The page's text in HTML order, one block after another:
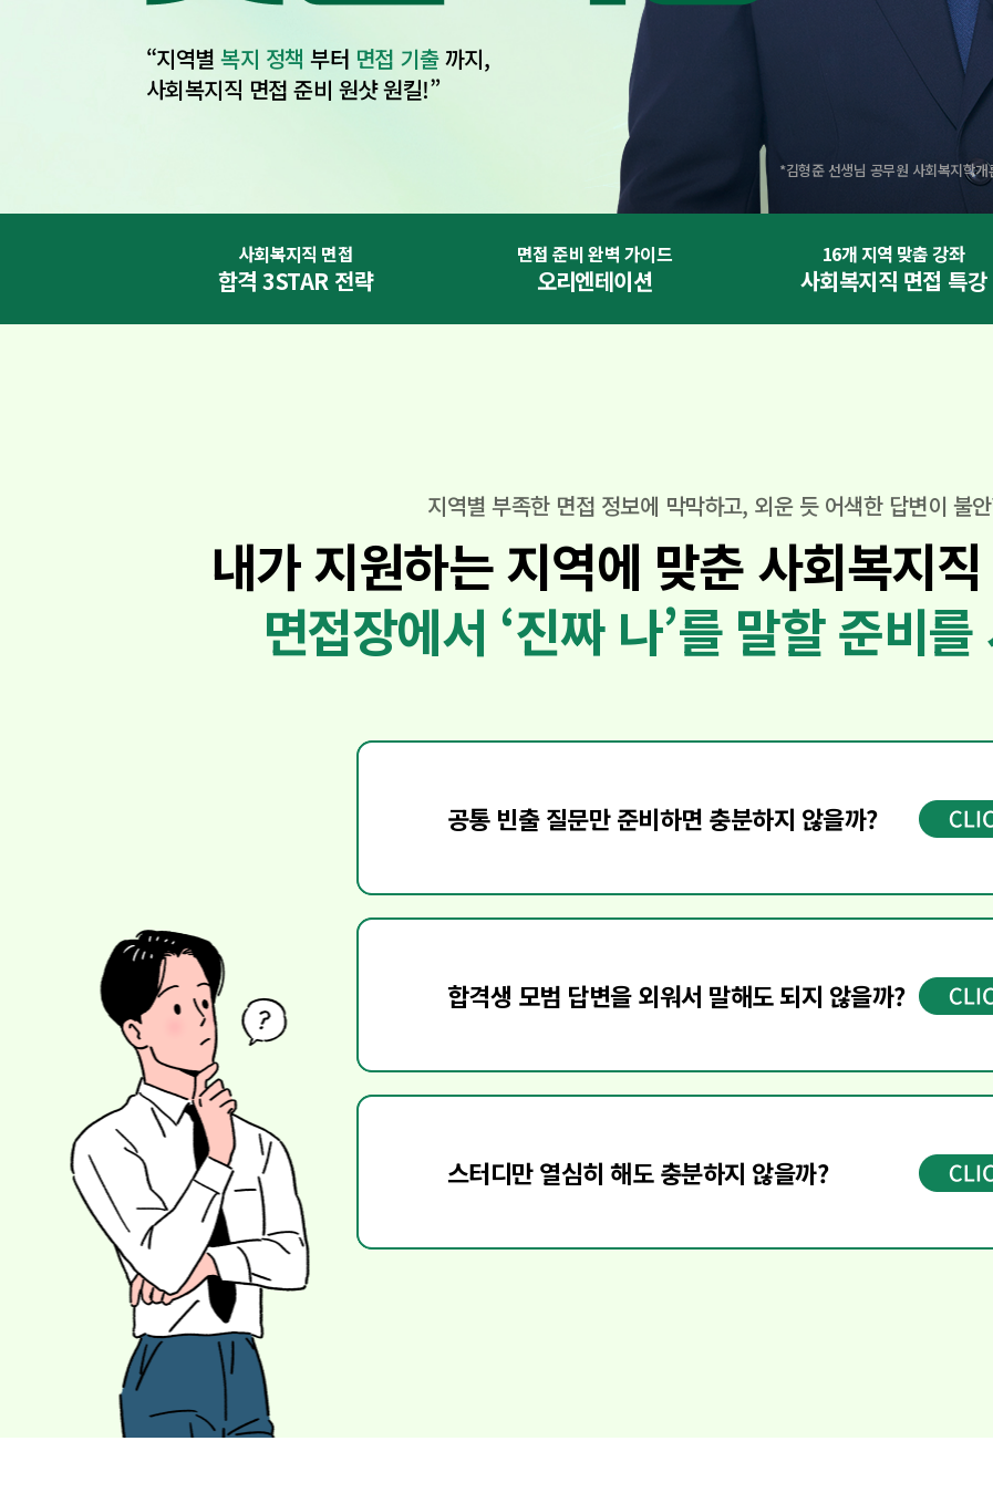
“지역별복지 정책 부터 면접 기출까지,
사회복지직 면접 준비 원샷 원킬!”
*김형준 선생님 공무원 사회복지학
사회복지직 면접
합격3STAR 전략
면접 준비 완벽 가이드
오리엔테이션
16개 지역 맞춤 강좌
사회복지직 면접 특강
지역별 부족한 면접 정보에 막막하고, 외운 듯 어색한 답변이 불
내가 지원하는 지역에 맞춘사회복지
면접장에서 ‘진짜 나’를 말할 준비를
지역마다 묻는 복지 이슈와 정책이 다르기 때문
내가 지원한 지역에 맞춘 준비가 필수예요.
공통 빈출 질문만 준비하면 충분하지 않을까?
외운 티가 나는 답변은 감점 요소가 될 수 있어
진짜 나만의 생각과 태도가 담긴 답변이 필요합
합격생 모범 답변을 외워서 말해도되지 않을까?
스터디만으로는 방향이 흔들릴 수 있어요.
전문가의 전략과 답변 설계 가이드
가 필수입니
스터디만 열심히 해도충분하지 않을까?